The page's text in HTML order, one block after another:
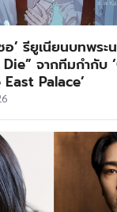
’ รียูเนียนบทพระ
จากทีมกำกับ
East Palace’